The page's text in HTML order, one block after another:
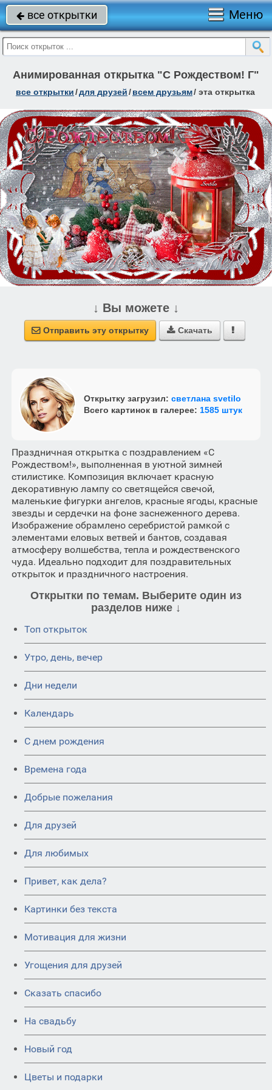
 все открытки Меню
Анимированная открытка "С Рождеством! Г"
все открытки/для друзей/всем друзьям/ эта открытка
↓ Вы можете ↓
 Отправить эту открытку  Скачать 
Открытку загрузил: светлана svetilo
Всего картинок в галерее: 1585 штук
Праздничная открытка с поздравлением «С
Рождеством!», выполненная в уютной зимней
стилистике. Композиция включает красную
декоративную лампу со светящейся свечой,
маленькие фигурки ангелов, красные ягоды, красные
звезды и сердечки на фоне заснеженного дерева.
Изображение обрамлено серебристой рамкой с
элементами еловых ветвей и бантов, создавая
атмосферу волшебства, тепла и рождественского
чуда. Идеально подходит для поздравительных
открыток и праздничного настроения.
Открытки по темам. Выберите один из
разделов ниже ↓
Топ открыток
Утро, день, вечер
Дни недели
Календарь
C днем рождения
Времена года
Добрые пожелания
Для друзей
Для любимых
Привет, как дела?
Картинки без текста
Мотивация для жизни
Угощения для друзей
Сказать спасибо
На свадьбу
Новый год
Цветы и подарки